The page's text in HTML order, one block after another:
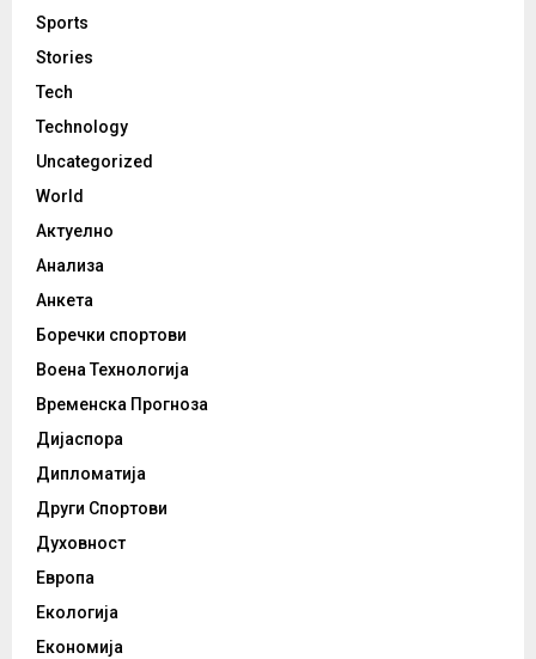
Sports
Stories
Tech
Technology
Uncategorized
World
Актуелно
Анализа
Анкета
Боречки спортови
Воена Технологија
Временска Прогноза
Дијаспора
Дипломатија
Други Спортови
Духовност
Европа
Екологија
Економија